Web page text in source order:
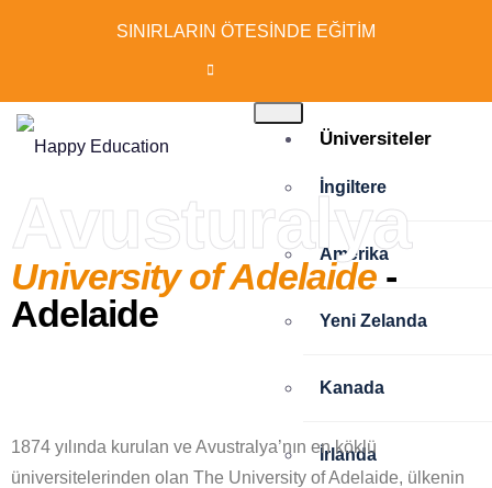
SINIRLARIN ÖTESİNDE EĞİTİM
Üniversiteler
İngiltere
Amerika
Yeni Zelanda
Kanada
İrlanda
Avusturalya
University of Adelaide -
Adelaide
1874 yılında kurulan ve Avustralya’nın en köklü
üniversitelerinden olan The University of Adelaide, ülkenin